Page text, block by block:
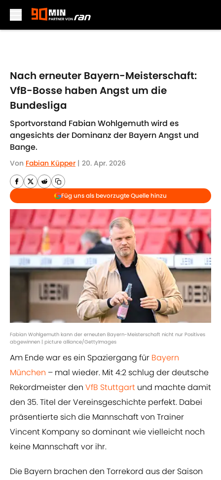
Nach erneuter Bayern-Meisterschaft:
VfB-Bosse haben Angst um die
Bundesliga
Sportvorstand Fabian Wohlgemuth wird es
angesichts der Dominanz der Bayern Angst und
Bange.
Von Fabian Küpper | 20. Apr. 2026
Füg uns als bevorzugte Quelle hinzu
Fabian Wohlgemuth kann der erneuten Bayern-Meisterschaft nicht nur Positives
abgewinnen | picture alliance/GettyImages
Am Ende war es ein Spaziergang für Bayern
München – mal wieder. Mit 4:2 schlug der deutsche
Rekordmeister den VfB Stuttgart und machte damit
den 35. Titel der Vereinsgeschichte perfekt. Dabei
präsentierte sich die Mannschaft von Trainer
Vincent Kompany so dominant wie vielleicht noch
keine Mannschaft vor ihr.
Die Bayern brachen den Torrekord aus der Saison